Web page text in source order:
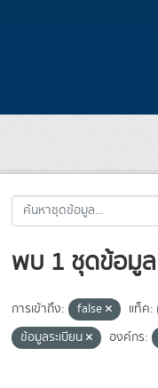
พบ 1 ชุดข้อมูล
การเข้าถึง: false แท็ค:
ข้อมูลระเบียน
องค์กร: